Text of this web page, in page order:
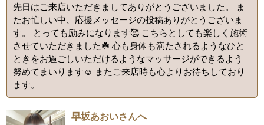
先日はご来店いただきましてありがとうございました。 ま
たお忙しい中、応援メッセージの投稿ありがとうございま
す。 とっても励みになります🥰 こちらとしても楽しく施術
させていただきました☘️ 心も身体も満たされるようなひと
ときをお過ごしいただけるようなマッサージができるよう
努めてまいります☺️ またご来店時も心よりお待ちしており
ます。
早坂あおいさんへ